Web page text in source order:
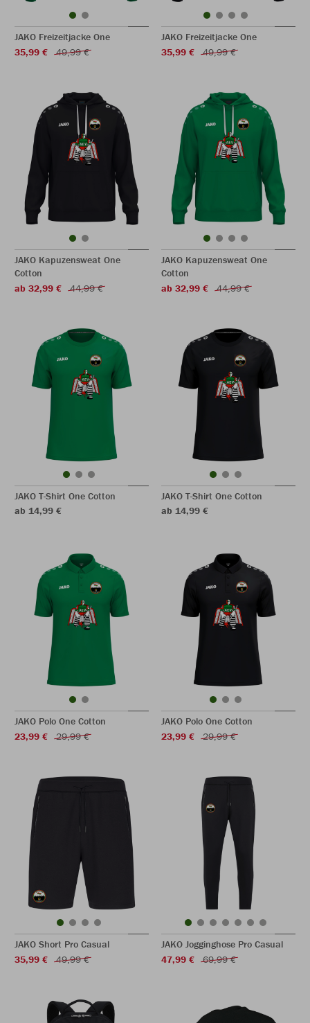
JAKO Freizeitjacke One
35,99 €
49,99 €
JAKO Freizeitjacke One
35,99 €
49,99 €
JAKO Kapuzensweat One
Cotton
ab 32,99 €
44,99 €
JAKO Kapuzensweat One
Cotton
ab 32,99 €
44,99 €
JAKO T-Shirt One Cotton
ab 14,99 €
JAKO T-Shirt One Cotton
ab 14,99 €
JAKO Polo One Cotton
23,99 €
29,99 €
JAKO Polo One Cotton
23,99 €
29,99 €
JAKO Short Pro Casual
35,99 €
49,99 €
JAKO Jogginghose Pro Casual
47,99 €
69,99 €